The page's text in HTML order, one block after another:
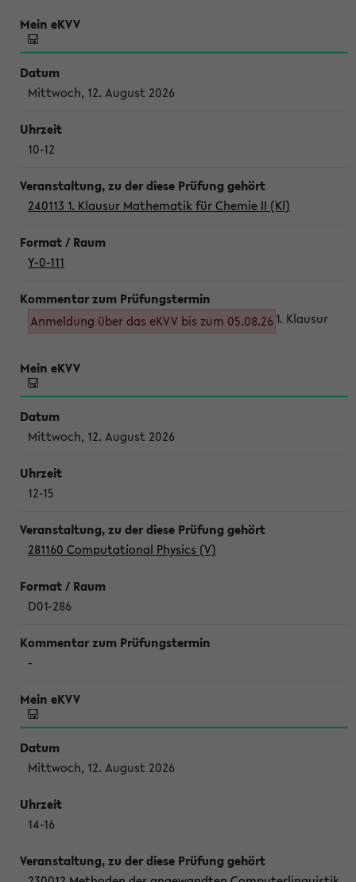
Mittwoch, 12. August 2026
10-12
240113 1. Klausur Mathematik für Chemie II (Kl)
Y-0-111
Anmeldung über das eKVV bis zum 05.08.26 1. Klausur
Mittwoch, 12. August 2026
12-15
281160 Computational Physics (V)
D01-286
-
Mittwoch, 12. August 2026
14-16